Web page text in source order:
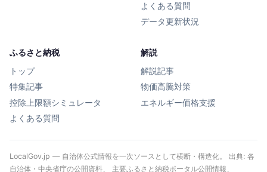
よくある質問
データ更新状況
ふるさと納税
トップ
特集記事
控除上限額シミュレータ
よくある質問
解説
解説記事
物価高騰対策
エネルギー価格支援
LocalGov.jp — 自治体公式情報を一次ソースとして横断・構造化。 出典: 各
自治体・中央省庁の公開資料、 主要ふるさと納税ポータル公開情報、